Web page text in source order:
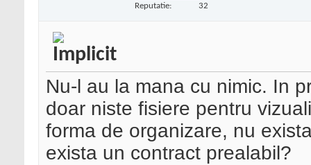
Reputatie: 32
Nu-l au la mana cu nimic. In
doar niste fisiere pentru
forma de organizare, nu
exista un contract prealabil?